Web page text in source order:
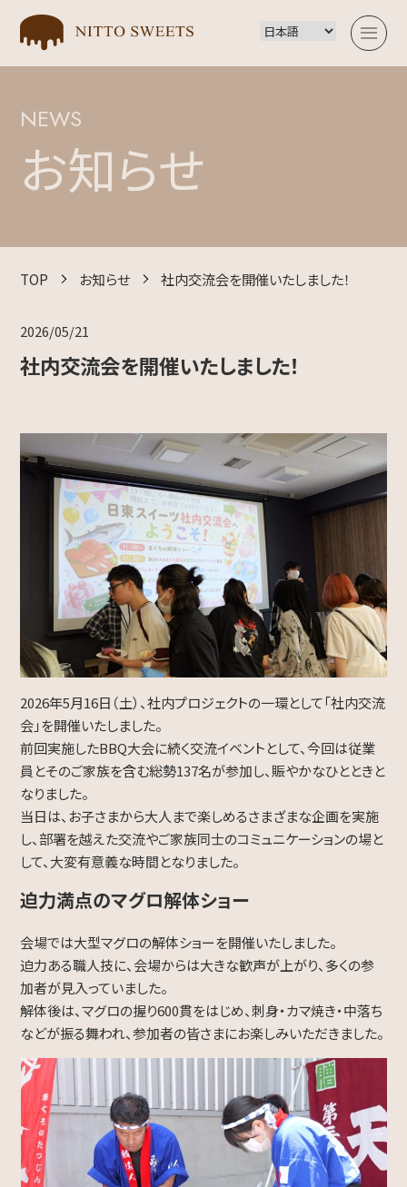
TOP
事業内容
お知らせ
新卒採用
キャリア採用
インタビュー
Contactお問い合わせ
当社へのご意見、お取引に関するご相談等、
お問い合わせページより
お気軽にご連絡ください。
Tel.028-636-4550
Contact
NEWS
お知らせ
TOP お知らせ 社内交流会を開催いたしました！
2026/05/21
社内交流会を開催いたしました！
2026年5月16日（土）、社内プロジェクトの一環として「社内交流
会」を開催いたしました。
前回実施したBBQ大会に続く交流イベントとして、今回は従業
員とそのご家族を含む総勢137名が参加し、賑やかなひとときと
なりました。
当日は、お子さまから大人まで楽しめるさまざまな企画を実施
し、部署を越えた交流やご家族同士のコミュニケーションの場と
して、大変有意義な時間となりました。
迫力満点のマグロ解体ショー
会場では大型マグロの解体ショーを開催いたしました。
迫力ある職人技に、会場からは大きな歓声が上がり、多くの参
加者が見入っていました。
解体後は、マグロの握り600貫をはじめ、刺身・カマ焼き・中落ち
などが振る舞われ、参加者の皆さまにお楽しみいただきました。